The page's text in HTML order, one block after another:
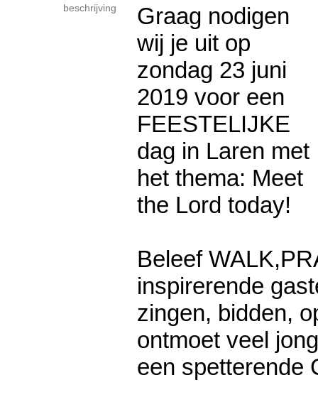
beschrijving
Graag nodigen
wij je uit op
zondag 23 juni
2019 voor een
FEESTELIJKE
dag in Laren met
het thema: Meet
the Lord today!
Beleef
inspirerende
zingen, bidden,
ontmoet veel
een spetterende